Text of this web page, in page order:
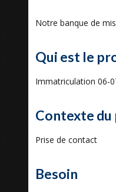
Notre banque de
Qui est le
Immatriculation 06-
Contexte
Prise de contact
Besoin